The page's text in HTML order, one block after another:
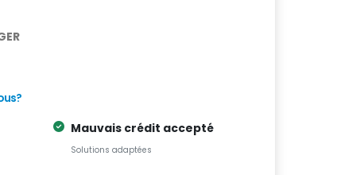
Mauvais crédit accepté
Solutions adaptées